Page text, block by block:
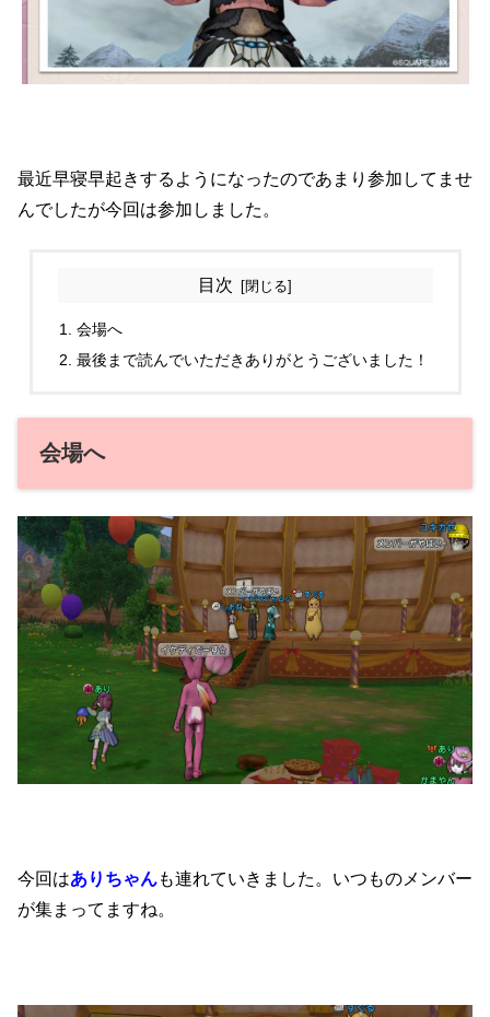
最近早寝早起きするようになったのであまり参加してませ
んでしたが今回は参加しました。
目次
会場へ
最後まで読んでいただきありがとうございました！
会場へ
今回はありちゃんも連れていきました。いつものメンバー
が集まってますね。